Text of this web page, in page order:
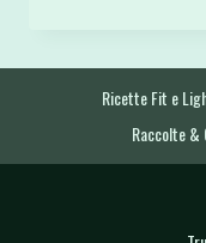
LIGHT
E
Ricette Fit e
Raccolte &